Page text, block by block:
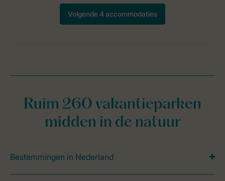
Ruim 260 vakantieparken
midden in de natuur
Bestemmingen in Nederland